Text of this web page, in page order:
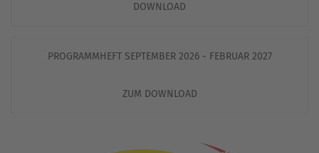
DOWNLOAD
PROGRAMMHEFT SEPTEMBER 2026 - FEBRUAR 2027
ZUM DOWNLOAD